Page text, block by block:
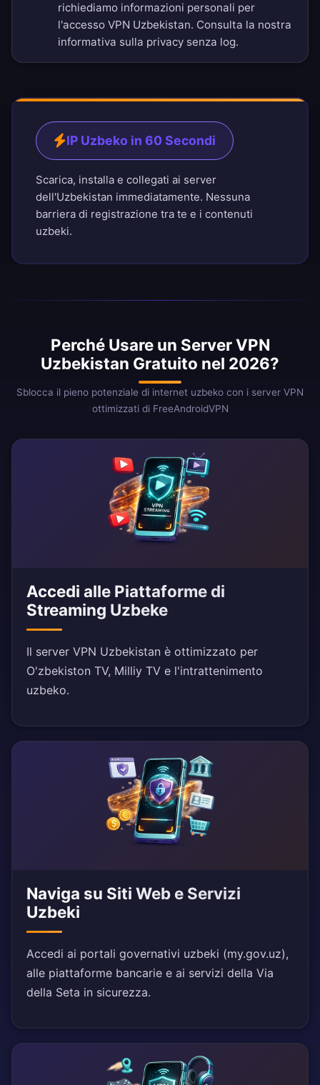
richiediamo informazioni personali per
l'accesso VPN Uzbekistan. Consulta la nostra
informativa sulla privacy senza log.
IP Uzbeko in 60 Secondi
Scarica, installa e collegati ai server
dell'Uzbekistan immediatamente. Nessuna
barriera di registrazione tra te e i contenuti
uzbeki.
Perché Usare un Server VPN
Uzbekistan Gratuito nel 2026?
Sblocca il pieno potenziale di internet uzbeko con i server VPN
ottimizzati di FreeAndroidVPN
Accedi alle Piattaforme di
Streaming Uzbeke
Il server VPN Uzbekistan è ottimizzato per
O'zbekiston TV, Milliy TV e l'intrattenimento
uzbeko.
Naviga su Siti Web e Servizi
Uzbeki
Accedi ai portali governativi uzbeki (my.gov.uz),
alle piattaforme bancarie e ai servizi della Via
della Seta in sicurezza.